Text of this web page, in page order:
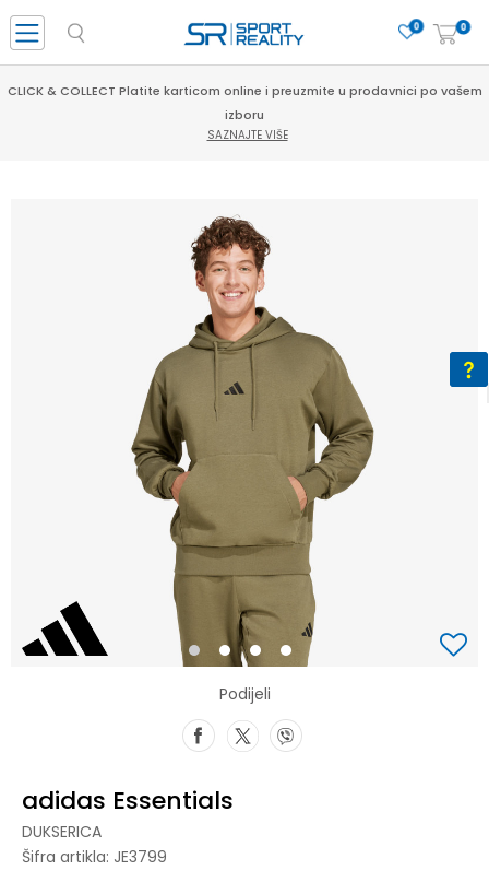
0
0
CLICK & COLLECT Platite karticom online i preuzmite u prodavnici po vašem
izboru
SAZNAJTE VIŠE
1 2 3 4
Podijeli
adidas Essentials
DUKSERICA
Šifra artikla: JE3799